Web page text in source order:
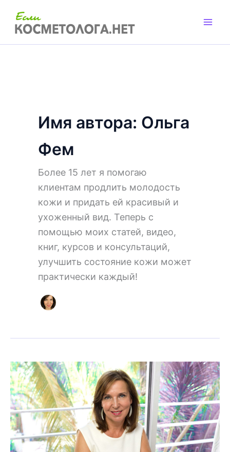
содержимому
Имя автора: Ольга
Фем
Более 15 лет я помогаю
клиентам продлить молодость
кожи и придать ей красивый и
ухоженный вид. Теперь с
помощью моих статей, видео,
книг, курсов и консультаций,
улучшить состояние кожи может
практически каждый!